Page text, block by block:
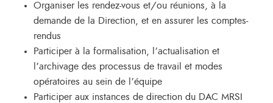
Organiser les rendez-vous et/ou réunions, à la
demande de la Direction, et en assurer les comptes-
rendus
Participer à la formalisation, l’actualisation et
l’archivage des processus de travail et modes
opératoires au sein de l’équipe
Participer aux instances de direction du DAC MRSI